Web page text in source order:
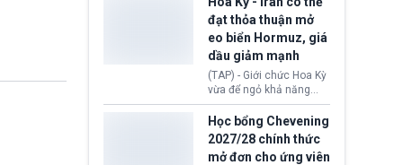
Settlement Scheme -
EUSS) sau khi xác định
có trường hợp được cấp
quy chế cư trú hậu
Brexit “do nhầm lẫn”.
Động thái này làm dấy
lên lo ngại về việc thực
thi Thỏa thuận Rút khỏi
Liên minh châu Âu
(Withdrawal
Agreement).
đạt thỏa thuận mở
eo biển Hormuz, giá
dầu giảm mạnh
(TAP) - Giới chức Hoa Kỳ
vừa để ngỏ khả năng
sớm đạt thỏa thuận với
Iran nhằm mở lại eo biển
Hormuz, mở đường cho
việc khôi phục hoạt
động hàng hải. Những
Học bổng Chevening
2027/28 chính thức
mở đơn cho ứng viên